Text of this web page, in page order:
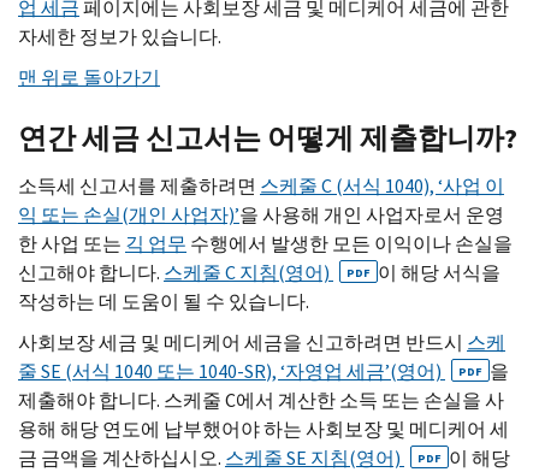
업 세금페이지에는 사회보장 세금 및 메디케어 세금에 관한
자세한 정보가 있습니다.
맨 위로 돌아가기
연간 세금 신고서는 어떻게 제출합니까?
소득세 신고서를 제출하려면 스케줄C(서식 1040), ‘사업 이
익 또는 손실(개인 사업자)’을 사용해 개인 사업자로서 운영
한 사업 또는 긱 업무 수행에서 발생한 모든 이익이나 손실을
신고해야 합니다. 스케줄C지침(영어) PDF 이 해당 서식을
작성하는 데 도움이 될 수 있습니다.
사회보장 세금 및 메디케어 세금을 신고하려면 반드시 스케
줄SE (서식 1040 또는 1040-SR), ‘자영업 세금’(영어) PDF 을
제출해야 합니다. 스케줄C에서 계산한 소득 또는 손실을 사
용해 해당 연도에 납부했어야 하는 사회보장 및 메디케어 세
금 금액을 계산하십시오. 스케줄SE 지침(영어) PDF 이 해당